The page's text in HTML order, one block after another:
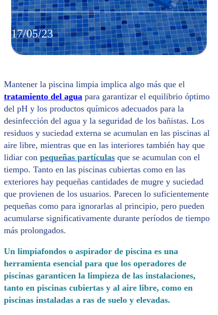
17/05/23
Mantener la piscina limpia implica algo más que el
tratamiento del agua para garantizar el equilibrio óptimo
del pH y los productos químicos adecuados para la
desinfección del agua y la seguridad de los bañistas. Los
residuos y suciedad externa se acumulan en las piscinas al
aire libre, mientras que en las interiores también hay que
lidiar con pequeñas partículas que se acumulan con el
tiempo. Tanto en las piscinas cubiertas como en las
exteriores hay pequeñas cantidades de mugre y suciedad
que provienen de los usuarios. Parecen lo suficientemente
pequeñas como para ignorarlas al principio, pero pueden
acumularse significativamente durante períodos de tiempo
más prolongados.
Un limpiafondos o aspirador de piscina es una
herramienta esencial para que los operadores de
piscinas garanticen la limpieza de las instalaciones,
tanto en piscinas cubiertas y al aire libre, como en
piscinas instaladas a ras de suelo y elevadas.